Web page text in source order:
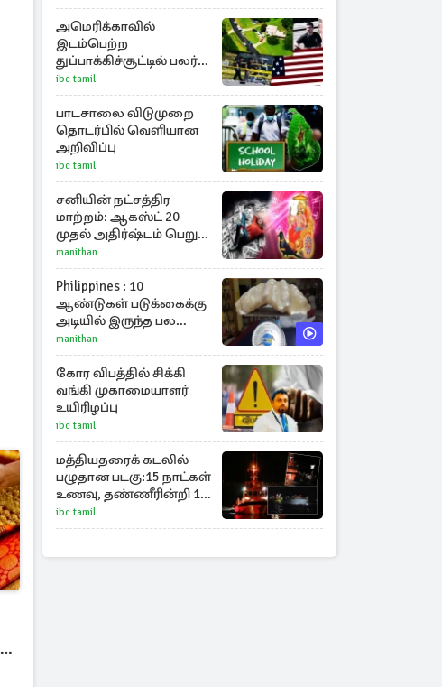
அமெரிக்காவில்
இடம்பெற்ற
துப்பாக்கிச்சூட்டில் பலர்
பலி
ibc tamil
பாடசாலை விடுமுறை
தொடர்பில் வெளியான
அறிவிப்பு
ibc tamil
சனியின் நட்சத்திர
மாற்றம்: ஆகஸ்ட் 20
முதல் அதிர்ஷ்டம் பெறும்
ராசிகள்!
manithan
Philippines : 10
ஆண்டுகள் படுக்கைக்கு
அடியில் இருந்த பல
கோடி மதிப்புள்ள அரிய
முத்து!
manithan
கோர விபத்தில் சிக்கி
வங்கி முகாமையாளர்
உயிரிழப்பு
ibc tamil
மத்தியதரைக் கடலில்
பழுதான படகு:15 நாட்கள்
உணவு, தண்ணீரின்றி 17
அகதிகள் உயிரிழப்பு
ibc tamil